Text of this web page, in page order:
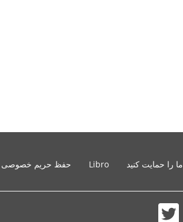
ما را حمایت کنید Libro حفظ حریم خصوصی